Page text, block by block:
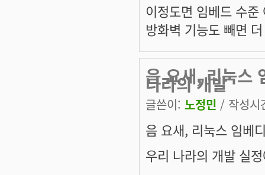
이정도면 임베드 수준
방화벽 기능도 빼면
음 요새, 리눅스
나라의 개발
글쓴이: 노정민 / 작성
음 요새, 리눅스 임베
우리 나라의 개발 실